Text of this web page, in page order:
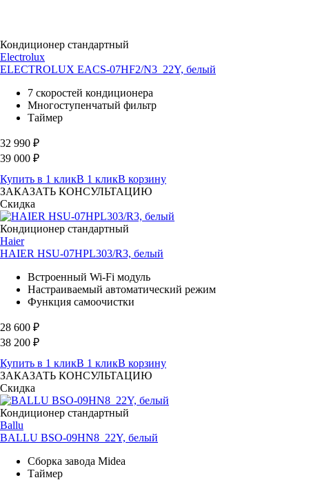
Кондиционер стандартный
Electrolux
ELECTROLUX EACS-07HF2/N3_22Y, белый
7 скоростей кондиционера
Многоступенчатый фильтр
Таймер
32 990 ₽
39 000 ₽
Купить в 1 кликВ 1 кликВ корзину
ЗАКАЗАТЬ КОНСУЛЬТАЦИЮ
Скидка
Кондиционер стандартный
Haier
HAIER HSU-07HPL303/R3, белый
Встроенный Wi-Fi модуль
Настраиваемый автоматический режим
Функция самоочистки
28 600 ₽
38 200 ₽
Купить в 1 кликВ 1 кликВ корзину
ЗАКАЗАТЬ КОНСУЛЬТАЦИЮ
Скидка
Кондиционер стандартный
Ballu
BALLU BSO-09HN8_22Y, белый
Сборка завода Midea
Таймер